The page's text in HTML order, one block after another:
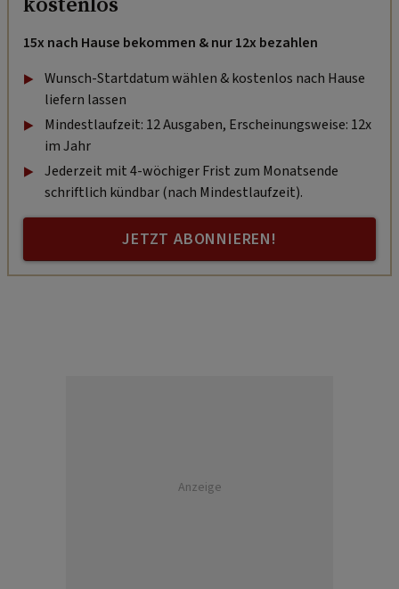
15x nach Hause bekommen & nur 12x bezahlen
Wunsch-Startdatum wählen & kostenlos nach Hause
liefern lassen
Mindestlaufzeit: 12 Ausgaben, Erscheinungsweise: 12x
im Jahr
Jederzeit mit 4-wöchiger Frist zum Monatsende
schriftlich kündbar (nach Mindestlaufzeit).
JETZT ABONNIEREN!
Anzeige